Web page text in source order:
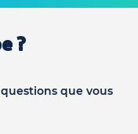
?
que vous